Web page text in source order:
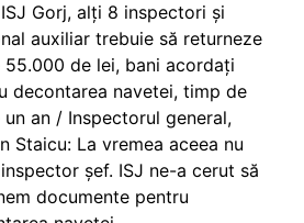
Gorj, alți 8 inspectori și
auxiliar trebuie să returneze
55.000 de lei, bani acordați
decontarea navetei, timp de
un an / Inspectorul general,
Staicu: La vremea aceea nu
șef. ISJ ne-a cerut să
documente pentru